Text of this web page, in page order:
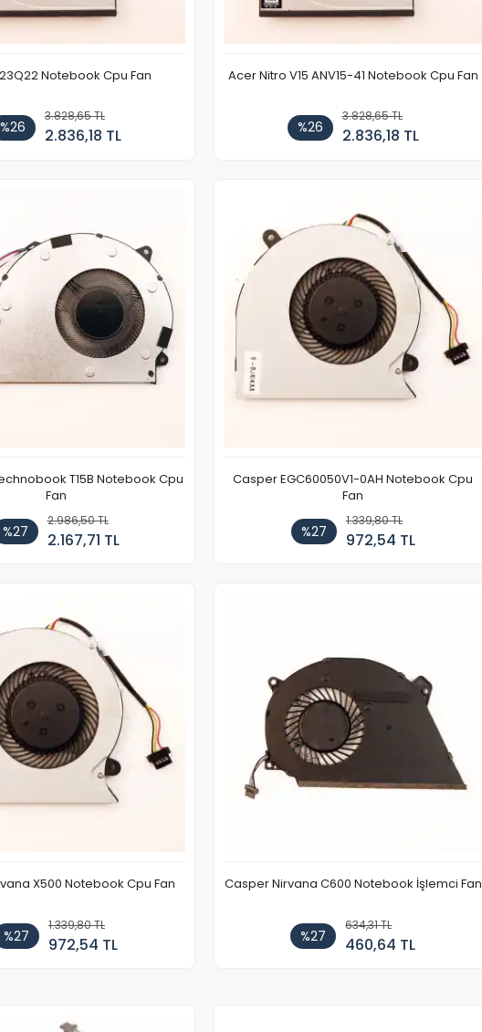
Notebook Cpu Fan
%26
3.828,65 TL
2.836,18 TL
Acer Nitro V15 ANV15-41 Notebook Cpu Fan
%26
3.828,65 TL
2.836,18 TL
T15B Notebook Cpu
Fan
%27
2.986,50 TL
2.167,71 TL
Casper EGC60050V1-0AH Notebook Cpu
Fan
%27
1.339,80 TL
972,54 TL
X500 Notebook Cpu Fan
%27
1.339,80 TL
972,54 TL
Casper Nirvana C600 Notebook İşlemci Fan
%27
634,31 TL
460,64 TL